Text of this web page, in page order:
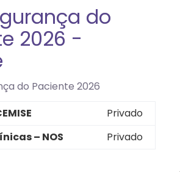
do
2026 -
Privado
– NOS
Privado